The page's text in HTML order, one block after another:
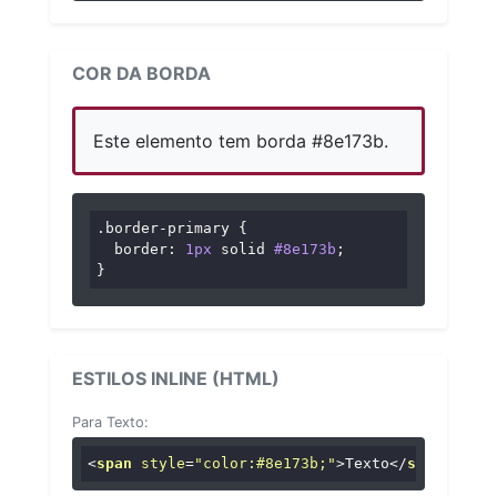
COR DA BORDA
Este elemento tem borda #8e173b.
.border-primary {
border : 1px solid #8e173b ;
}
ESTILOS INLINE (HTML)
Para Texto:
<span style="color:#8e173b;">Texto</span